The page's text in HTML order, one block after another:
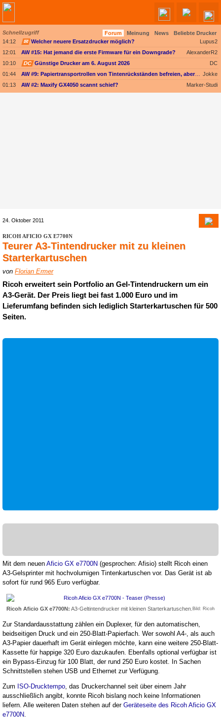
Schnellzugriff Forum Meinung News
Beliebte Drucker
14:12
✉ Welcher neuere Ersatzdrucker möglich?
Lupus2
12:01
AW #15: Hat jemand die erste Firmware für ein Downgrade?
AlexanderR2
10:10
DC Günstige Drucker am 6. August 2026
DC
01:44
AW #9: Papiertransportrollen von Tintenrückständen befreien, aber womit?
Jokke
01:13
AW #2: Maxify GX4050 scannt schief? Marker-Studi
24. Oktober 2011
RICOH AFICIO GX E7700N
Teurer A3-Tintendrucker mit zu kleinen
Starterkartuschen
von Florian Ermer
Ricoh erweitert sein Portfolio an Gel-Tintendruckern um ein
A3-Gerät. Der Preis liegt bei fast 1.000 Euro und im
Lieferumfang befinden sich lediglich Starterkartuschen für 500
Seiten.
Angebote werden geladen...
Mit dem neuen Aficio GX e7700N (gesprochen: Afisio) stellt Ricoh einen
A3-Gelsprinter mit hochvolumigen Tintenkartuschen vor. Das Gerät ist ab
sofort für rund 965 Euro verfügbar.
Ricoh Aficio GX e7700N: A3-Geltintendrucker mit kleinen Starterkartuschen. Bild: Ricoh
Zur Standardausstattung zählen ein Duplexer, für den automatischen,
beidseitigen Druck und ein 250-Blatt-Papierfach. Wer sowohl A4-, als auch
A3-Papier dauerhaft im Gerät einlegen möchte, kann eine weitere 250-Blatt-
Kassette für happige 320 Euro dazukaufen. Ebenfalls optional verfügbar ist
ein Bypass-Einzug für 100 Blatt, der rund 250 Euro kostet. In Sachen
Schnittstellen stehen USB und Ethernet zur Verfügung.
Zum ISO-Drucktempo , das Druckerchannel seit über einem Jahr
ausschließlich angibt, konnte Ricoh bislang noch keine Informationen
liefern. Alle weiteren Daten stehen auf der Geräteseite des Ricoh Aficio GX
e7700N